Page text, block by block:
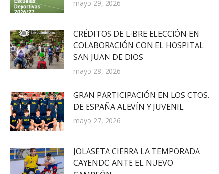
mayo 29, 2026
CRÉDITOS DE LIBRE ELECCIÓN EN
COLABORACIÓN CON EL HOSPITAL
SAN JUAN DE DIOS
mayo 28, 2026
GRAN PARTICIPACIÓN EN LOS CTOS.
DE ESPAÑA ALEVÍN Y JUVENIL
mayo 27, 2026
JOLASETA CIERRA LA TEMPORADA
CAYENDO ANTE EL NUEVO